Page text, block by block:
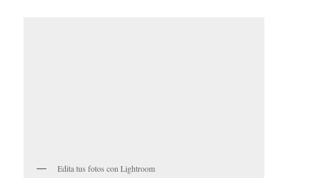
Edita tus fotos con Lightroom